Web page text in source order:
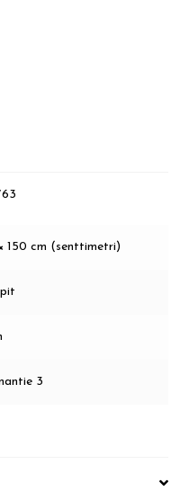
150 cm (senttimetri)
3